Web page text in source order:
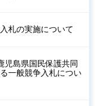
札の実施について
児島県国民保護共同
一般競争入札につい